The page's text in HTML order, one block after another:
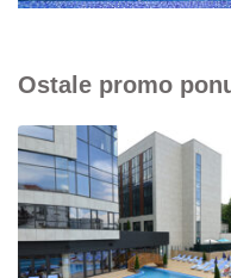
Ostale promo